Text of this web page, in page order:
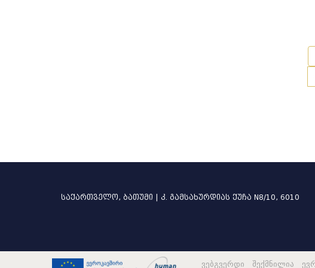
თანმხვედრი აზრი
მოსამართლე ყველა
საქართველო, ბათუმი | კ. გამსახურდიას ქუჩა N8/10, 6010
ვებგვერდი შექმნილია